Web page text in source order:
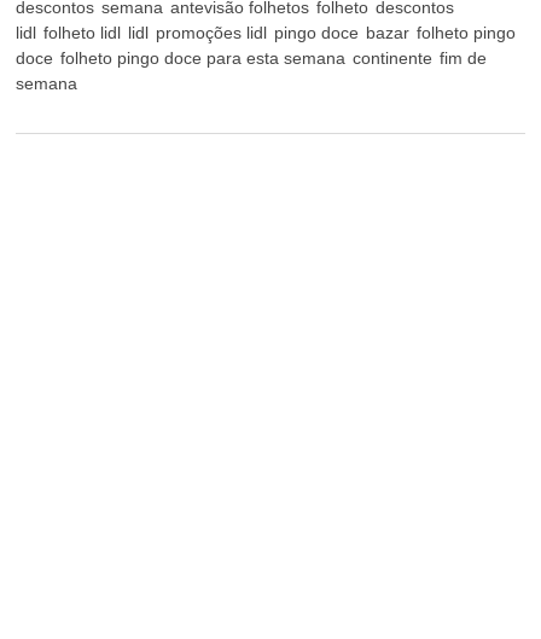
descontos semana antevisão folhetos folheto descontos
lidl folheto lidl lidl promoções lidl pingo doce bazar folheto pingo
doce folheto pingo doce para esta semana continente fim de
semana